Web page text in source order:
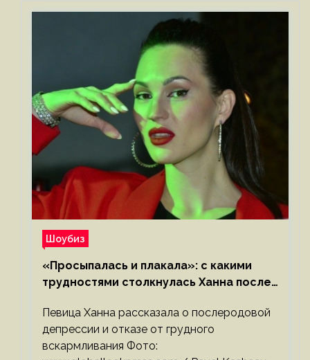
Шоубиз
«Просыпалась и плакала»: с какими
трудностями столкнулась Ханна после
Певица Ханна рассказала о послеродовой
депрессии и отказе от грудного
вскармливания Фото: